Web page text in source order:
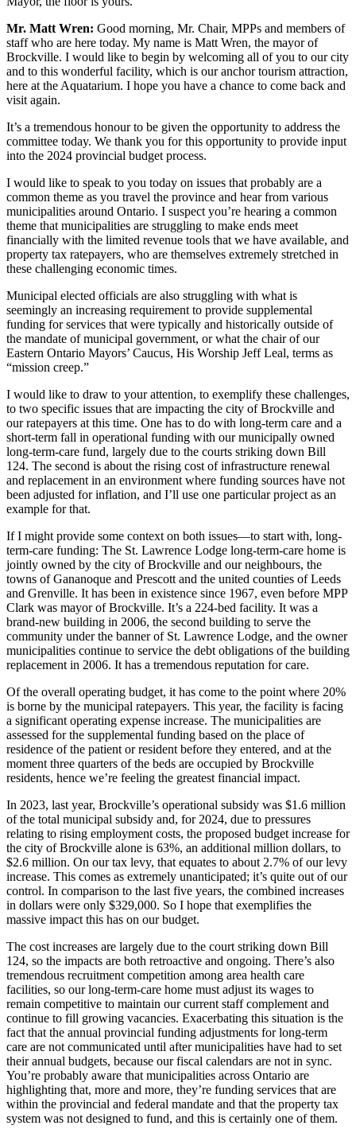
Mr. Matt Wren: Good morning, Mr. Chair, MPPs and members of
staff who are here today. My name is Matt Wren, the mayor of
Brockville. I would like to begin by welcoming all of you to our city
and to this wonderful facility, which is our anchor tourism attraction,
here at the Aquatarium. I hope you have a chance to come back and
visit again.
It’s a tremendous honour to be given the opportunity to address the
committee today. We thank you for this opportunity to provide input
into the 2024 provincial budget process.
I would like to speak to you today on issues that probably are a
common theme as you travel the province and hear from various
municipalities around Ontario. I suspect you’re hearing a common
theme that municipalities are struggling to make ends meet
financially with the limited revenue tools that we have available, and
property tax ratepayers, who are themselves extremely stretched in
these challenging economic times.
Municipal elected officials are also struggling with what is
seemingly an increasing requirement to provide supplemental
funding for services that were typically and historically outside of
the mandate of municipal government, or what the chair of our
Eastern Ontario Mayors’ Caucus, His Worship Jeff Leal, terms as
“mission creep.”
I would like to draw to your attention, to exemplify these challenges,
to two specific issues that are impacting the city of Brockville and
our ratepayers at this time. One has to do with long-term care and a
short-term fall in operational funding with our municipally owned
long-term-care fund, largely due to the courts striking down Bill
124. The second is about the rising cost of infrastructure renewal
and replacement in an environment where funding sources have not
been adjusted for inflation, and I’ll use one particular project as an
example for that.
If I might provide some context on both issues—to start with, long-
term-care funding: The St. Lawrence Lodge long-term-care home is
jointly owned by the city of Brockville and our neighbours, the
towns of Gananoque and Prescott and the united counties of Leeds
and Grenville. It has been in existence since 1967, even before MPP
Clark was mayor of Brockville. It’s a 224-bed facility. It was a
brand-new building in 2006, the second building to serve the
community under the banner of St. Lawrence Lodge, and the owner
municipalities continue to service the debt obligations of the building
replacement in 2006. It has a tremendous reputation for care.
Of the overall operating budget, it has come to the point where 20%
is borne by the municipal ratepayers. This year, the facility is facing
a significant operating expense increase. The municipalities are
assessed for the supplemental funding based on the place of
residence of the patient or resident before they entered, and at the
moment three quarters of the beds are occupied by Brockville
residents, hence we’re feeling the greatest financial impact.
In 2023, last year, Brockville’s operational subsidy was $1.6 million
of the total municipal subsidy and, for 2024, due to pressures
relating to rising employment costs, the proposed budget increase for
the city of Brockville alone is 63%, an additional million dollars, to
$2.6 million. On our tax levy, that equates to about 2.7% of our levy
increase. This comes as extremely unanticipated; it’s quite out of our
control. In comparison to the last five years, the combined increases
in dollars were only $329,000. So I hope that exemplifies the
massive impact this has on our budget.
The cost increases are largely due to the court striking down Bill
124, so the impacts are both retroactive and ongoing. There’s also
tremendous recruitment competition among area health care
facilities, so our long-term-care home must adjust its wages to
remain competitive to maintain our current staff complement and
continue to fill growing vacancies. Exacerbating this situation is the
fact that the annual provincial funding adjustments for long-term
care are not communicated until after municipalities have had to set
their annual budgets, because our fiscal calendars are not in sync.
You’re probably aware that municipalities across Ontario are
highlighting that, more and more, they’re funding services that are
within the provincial and federal mandate and that the property tax
system was not designed to fund, and this is certainly one of them.